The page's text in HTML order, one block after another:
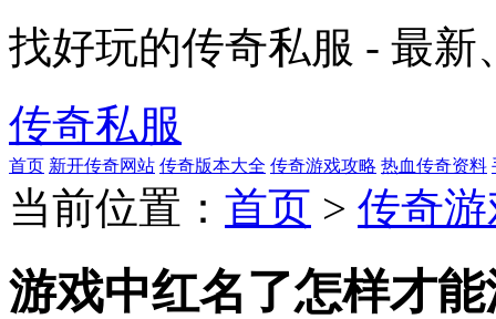
找好玩的传奇私服 - 最
传奇私服
首页 新开传奇网站 传奇版本大全 传奇游戏攻略 热血传奇资料
当前位置： 首页 > 传奇
游戏中红名了怎样才